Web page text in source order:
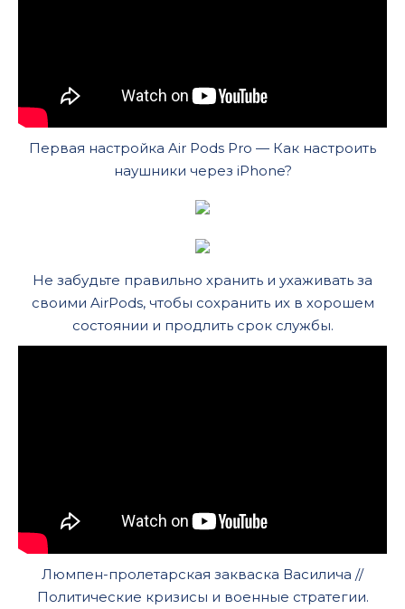
Первая настройка Air Pods Pro — Как настроить
наушники через iPhone?
Не забудьте правильно хранить и ухаживать за
своими AirPods, чтобы сохранить их в хорошем
состоянии и продлить срок службы.
Люмпен-пролетарская закваска Василича //
Политические кризисы и военные стратегии.